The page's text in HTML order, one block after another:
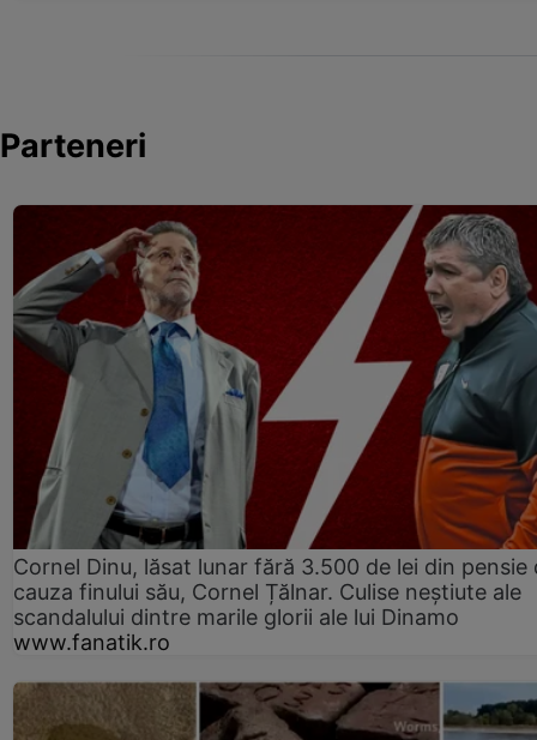
Parteneri
Cornel Dinu, lăsat lunar fără 3.500 de lei din pensie
cauza finului său, Cornel Țălnar. Culise neștiute ale
scandalului dintre marile glorii ale lui Dinamo
www.fanatik.ro